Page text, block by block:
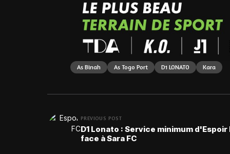
As Binah As Togo Port D1 LONATO Kara
PREVIOUS POST
D1 Lonato : Service minimum d'Espoir
face à Sara FC